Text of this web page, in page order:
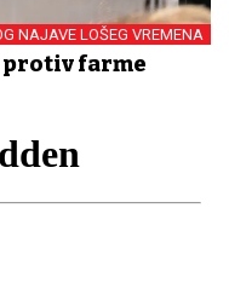
NAJAVE LOŠEG VREMENA
protiv farme